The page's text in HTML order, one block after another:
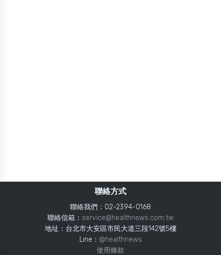
聯絡方式
聯絡我們：02-2394-0168
聯絡信箱： service@healthnews.com.tw
地址：台北市大安區市民大道三段142號5樓
Line： @healthnews
使用條款